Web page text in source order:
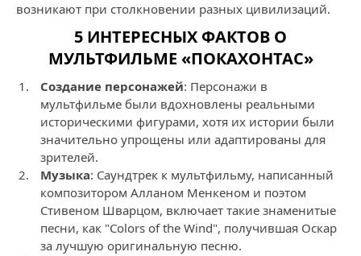
возникают при столкновении разных цивилизаций.
5 ИНТЕРЕСНЫХ ФАКТОВ О
МУЛЬТФИЛЬМЕ «ПОКАХОНТАС»
Создание персонажей: Персонажи в
мультфильме были вдохновлены реальными
историческими фигурами, хотя их истории были
значительно упрощены или адаптированы для
зрителей.
Музыка: Саундтрек к мультфильму, написанный
композитором Алланом Менкеном и поэтом
Стивеном Шварцом, включает такие знаменитые
песни, как "Colors of the Wind", получившая Оскар
за лучшую оригинальную песню.